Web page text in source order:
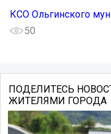
КСО Ольгинского
50
ПОДЕЛИТЕСЬ
ЖИТЕЛЯМИ ГОРОДА